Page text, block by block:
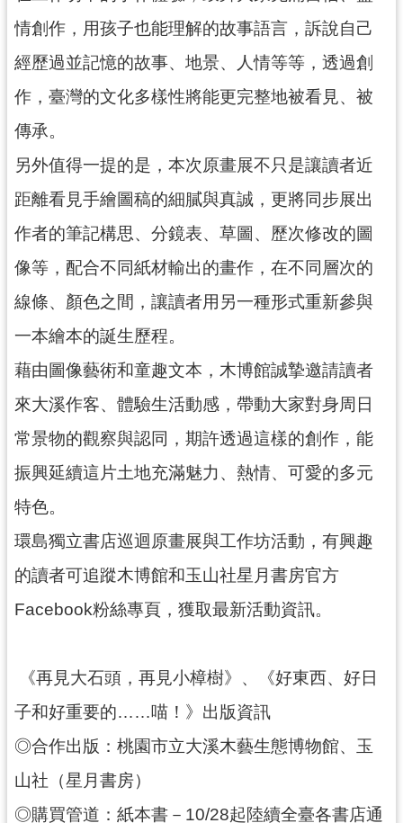
情創作，用孩子也能理解的故事語言，訴說自己
經歷過並記憶的故事、地景、人情等等，透過創
作，臺灣的文化多樣性將能更完整地被看見、被
傳承。
另外值得一提的是，本次原畫展不只是讓讀者近
距離看見手繪圖稿的細膩與真誠，更將同步展出
作者的筆記構思、分鏡表、草圖、歷次修改的圖
像等，配合不同紙材輸出的畫作，在不同層次的
線條、顏色之間，讓讀者用另一種形式重新參與
一本繪本的誕生歷程。
藉由圖像藝術和童趣文本，木博館誠摯邀請讀者
來大溪作客、體驗生活動感，帶動大家對身周日
常景物的觀察與認同，期許透過這樣的創作，能
振興延續這片土地充滿魅力、熱情、可愛的多元
特色。
環島獨立書店巡迴原畫展與工作坊活動，有興趣
的讀者可追蹤木博館和玉山社星月書房官方
Facebook粉絲專頁，獲取最新活動資訊。
《再見大石頭，再見小樟樹》、《好東西、好日
子和好重要的……喵！》出版資訊
◎合作出版：桃園市立大溪木藝生態博物館、玉
山社（星月書房）
◎購買管道：紙本書－10/28起陸續全臺各書店通